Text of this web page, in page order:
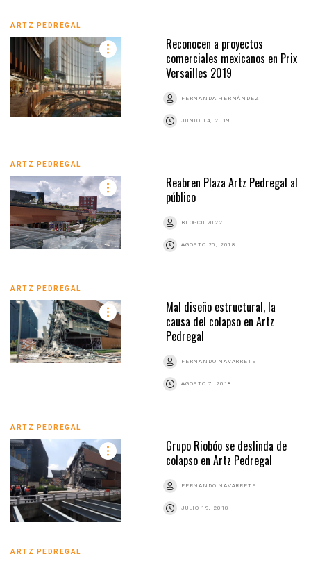
ARTZ PEDREGAL
Reconocen a proyectos
comerciales mexicanos en Prix
Versailles 2019
FERNANDA HERNÁNDEZ
JUNIO 14, 2019
ARTZ PEDREGAL
Reabren Plaza Artz Pedregal al
público
BLOGCU 2022
AGOSTO 20, 2018
ARTZ PEDREGAL
Mal diseño estructural, la
causa del colapso en Artz
Pedregal
FERNANDO NAVARRETE
AGOSTO 7, 2018
ARTZ PEDREGAL
Grupo Riobóo se deslinda de
colapso en Artz Pedregal
FERNANDO NAVARRETE
JULIO 19, 2018
ARTZ PEDREGAL